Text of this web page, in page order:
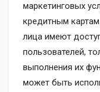
маркетинговых
кредитным
лица имеют
пользователей,
выполнения их
может быть